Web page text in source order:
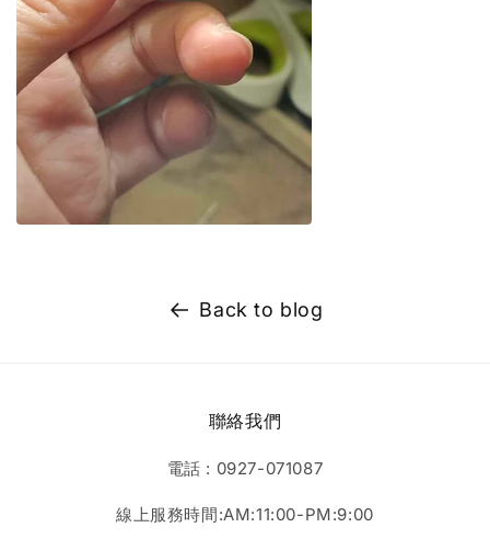
Back to blog
聯絡我們
電話 : 0927-071087
線上服務時間:AM:11:00-PM:9:00